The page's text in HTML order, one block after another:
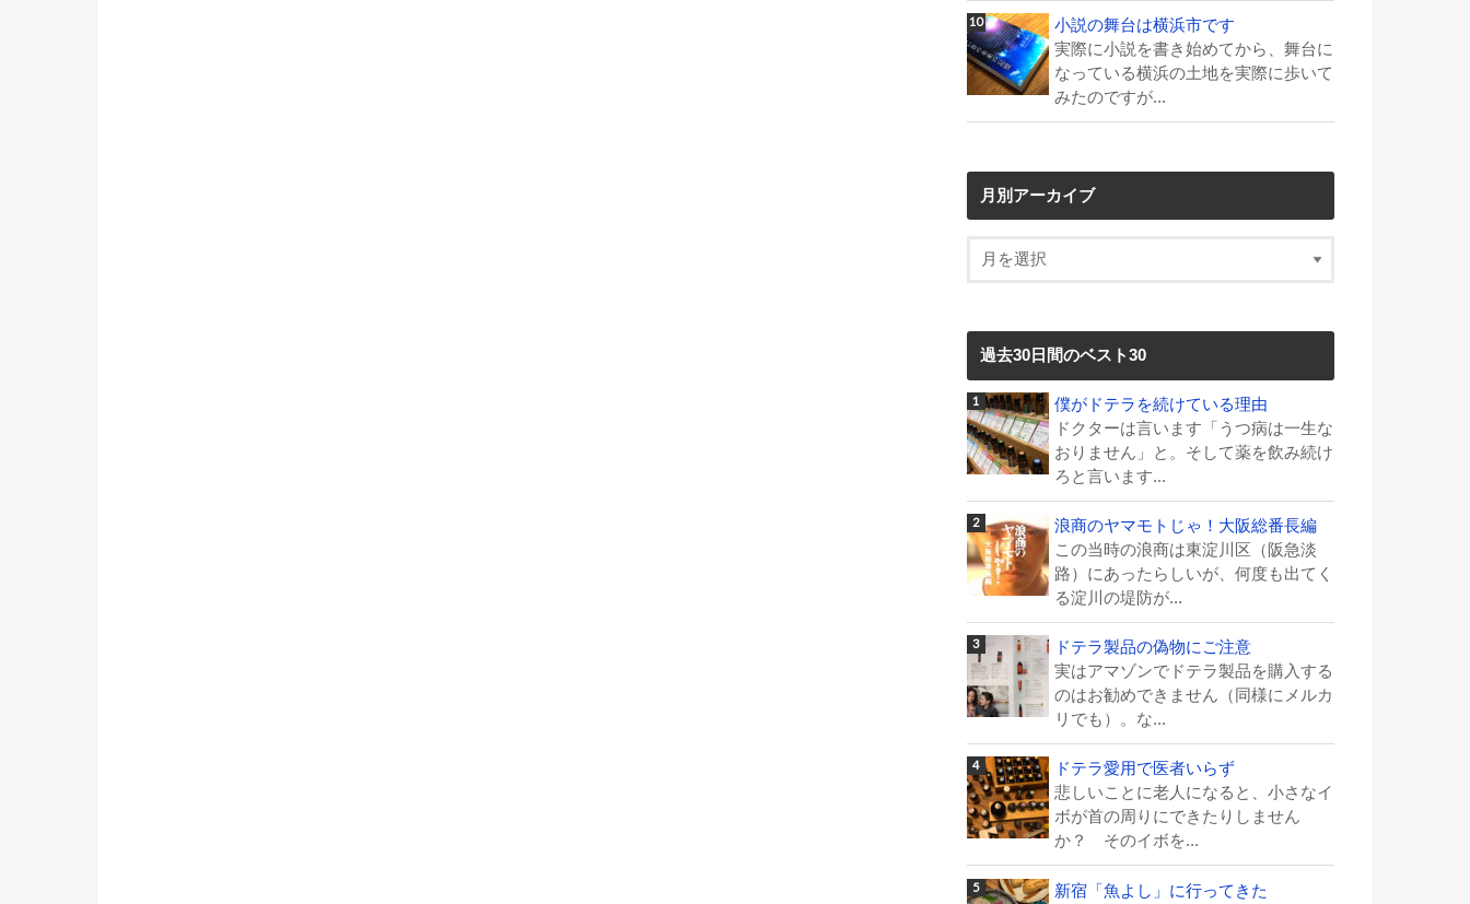
小説の舞台は横浜市です
実際に小説を書き始めてから、舞台に
なっている横浜の土地を実際に歩いて
みたのですが...
月別アーカイブ
過去30日間のベスト30
僕がドテラを続けている理由
ドクターは言います「うつ病は一生な
おりません」と。そして薬を飲み続け
ろと言います...
浪商のヤマモトじゃ！大阪総番長編
この当時の浪商は東淀川区（阪急淡
路）にあったらしいが、何度も出てく
る淀川の堤防が...
ドテラ製品の偽物にご注意
実はアマゾンでドテラ製品を購入する
のはお勧めできません（同様にメルカ
リでも）。な...
ドテラ愛用で医者いらず
悲しいことに老人になると、小さなイ
ボが首の周りにできたりしません
か？ そのイボを...
新宿「魚よし」に行ってきた